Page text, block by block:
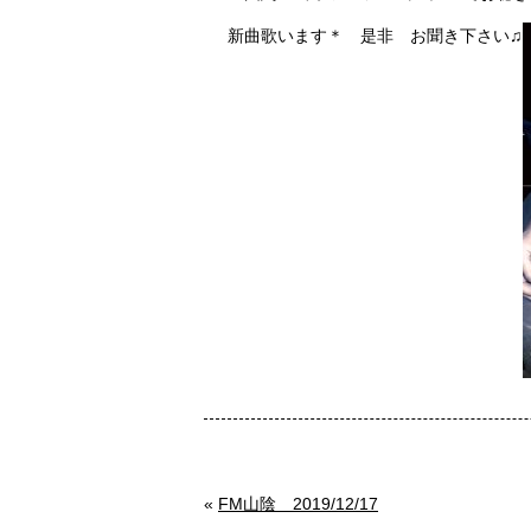
新曲歌います＊ 是非 お聞き下さい♫
« FM山陰 2019/12/17